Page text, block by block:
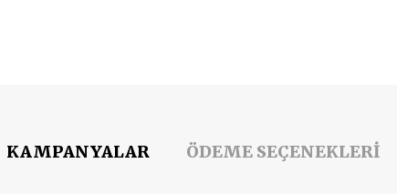
KAMPANYALAR ÖDEME SEÇENEKLERİ